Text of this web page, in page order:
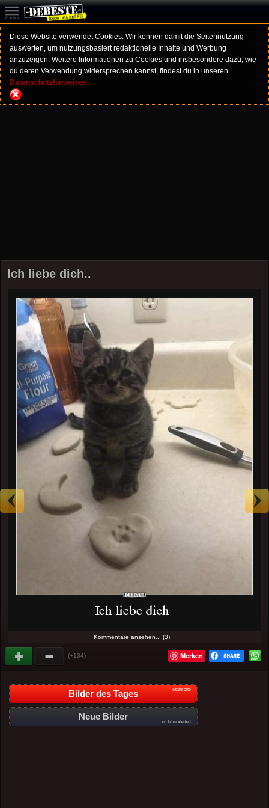
Diese Website verwendet Cookies. Wir können damit die Seitennutzung
auswerten, um nutzungsbasiert redaktionelle Inhalte und Werbung
anzuzeigen. Weitere Informationen zu Cookies und insbesondere dazu, wie
du deren Verwendung widersprechen kannst, findest du in unseren
Datenschutzhinweisen.
Ich liebe dich..
Kommentare ansehen... (3)
(+134) Merken
Bilder des Tages Startseite
Neue Bilder
nicht moderiert